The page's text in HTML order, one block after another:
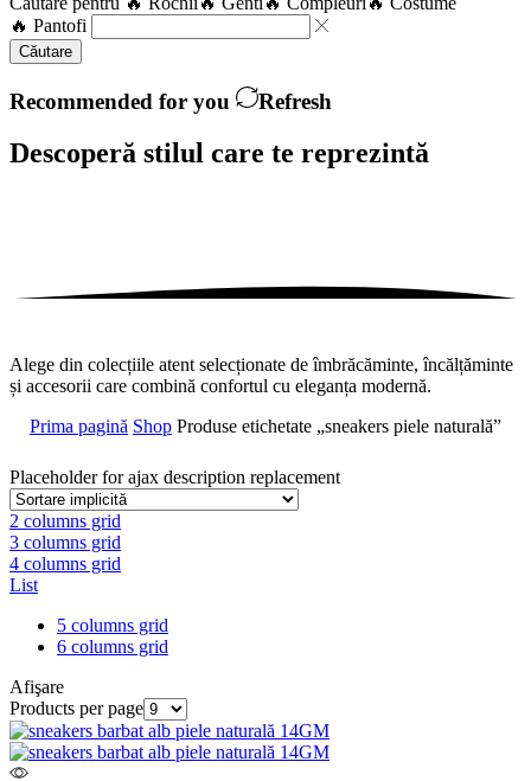
🔥 Pantofi
Căutare
Recommended for you Refresh
Descoperă stilul care te reprezintă
Alege din colecțiile atent selecționate de îmbrăcăminte, încălțăminte
și accesorii care combină confortul cu eleganța modernă.
Prima pagină Shop Produse etichetate „sneakers piele naturală”
Placeholder for ajax description replacement
2 columns grid
3 columns grid
4 columns grid
List
5 columns grid
6 columns grid
Afişare
Products per page